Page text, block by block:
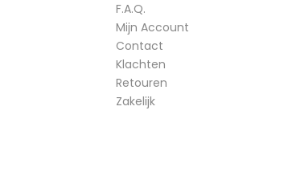
F.A.Q.
Mijn Account
Contact
Klachten
Retouren
Zakelijk